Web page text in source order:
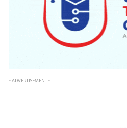
- ADVERTISEMENT -